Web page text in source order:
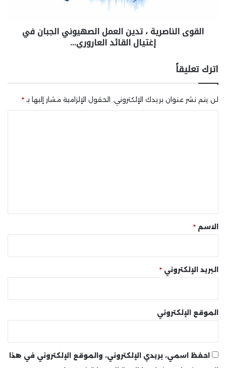
القوى الناصرية ، تدين العمل الصهيوني الجبان في
إغتيال القائد العاروري…
اترك تعليقاً
لن يتم نشر عنوان بريدك الإلكتروني. الحقول الإلزامية مشار إليها بـ *
* الاسم *
البريد الإلكتروني *
الموقع الإلكتروني
احفظ اسمي، بريدي الإلكتروني، والموقع الإلكتروني في هذا